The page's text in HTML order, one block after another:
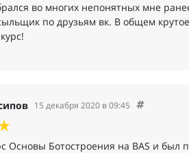
во многих непонятных мне
по друзьям вк. В общем
15 декабря 2020 в 09:45
Основы Ботостроения на BAS и был